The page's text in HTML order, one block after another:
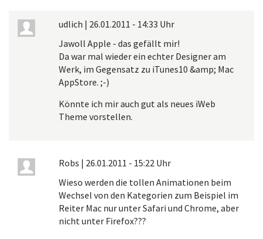
udlich | 26.01.2011 - 14:33 Uhr
Jawoll Apple - das gefällt mir!
Da war mal wieder ein echter Designer am
Werk, im Gegensatz zu iTunes10 &amp; Mac
AppStore. ;-)
Könnte ich mir auch gut als neues iWeb
Theme vorstellen.
Robs | 26.01.2011 - 15:22 Uhr
Wieso werden die tollen Animationen beim
Wechsel von den Kategorien zum Beispiel im
Reiter Mac nur unter Safari und Chrome, aber
nicht unter Firefox???